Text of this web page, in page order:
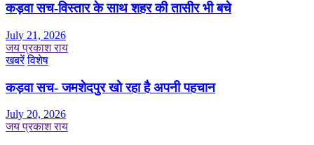
कड़वा सच-विस्तार के साथ शहर की तासीर भी बचे
July 21, 2026
जय प्रकाश राय
खबरें विशेष
कड़वा सच- जमशेदपुर खो रहा है अपनी पहचान
July 20, 2026
जय प्रकाश राय